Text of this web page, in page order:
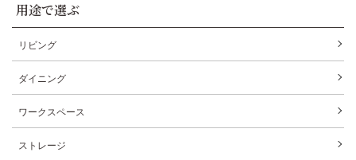
用途で選ぶ
リビング
ダイニング
ワークスペース
ストレージ